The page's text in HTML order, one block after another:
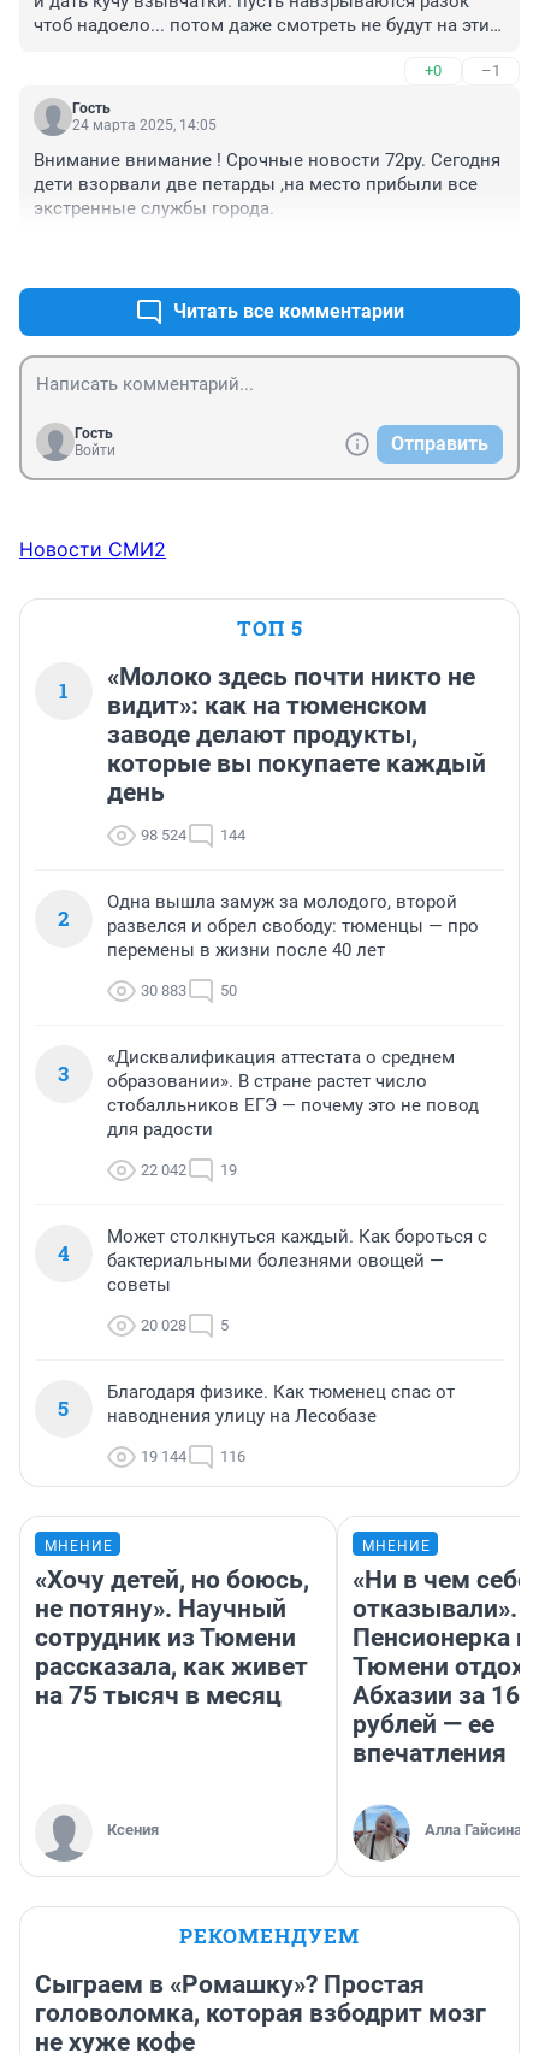
чтоб надоело... потом даже смотреть не будут на эти
+0 –1
Гость
24 марта 2025, 14:05
Внимание внимание ! Срочные новости 72ру. Сегодня
дети взорвали две петарды ,на место прибыли все
экстренные службы города.
Читать все комментарии
Гость
Войти
Отправить
Новости СМИ2
ТОП 5
1
«Молоко здесь почти никто не
видит»: как на тюменском
заводе делают продукты,
которые вы покупаете каждый
день
98 524 144
2
Одна вышла замуж за молодого, второй
развелся и обрел свободу: тюменцы — про
перемены в жизни после 40 лет
30 883 50
3
«Дисквалификация аттестата о среднем
образовании». В стране растет число
стобалльников ЕГЭ — почему это не повод
для радости
22 042 19
4
Может столкнуться каждый. Как бороться с
бактериальными болезнями овощей —
советы
20 028 5
5
Благодаря физике. Как тюменец спас от
наводнения улицу на Лесобазе
19 144 116
МНЕНИЕ
«Хочу детей, но боюсь,
не потяну». Научный
сотрудник из Тюмени
рассказала, как живет
на 75 тысяч в месяц
Ксения
МНЕНИЕ
«Ни в чем себе
отказывали».
Пенсионерка
Тюмени
Абхазии за
рублей — ее
впечатления
Алла Гайсина
РЕКОМЕНДУЕМ
Сыграем в «Ромашку»? Простая
головоломка, которая взбодрит мозг
не хуже кофе